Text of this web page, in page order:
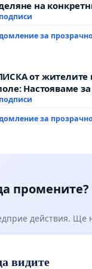
което
„Христо
на
до жилищата
на
на
път
за
от жителите
Настояваме
от “Елаците-
екологични
за
промените?
действия. Ще
видите